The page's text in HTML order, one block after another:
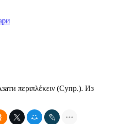
περιπλέκειν (Супр.). Из